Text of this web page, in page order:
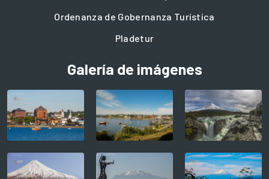
Ordenanza de Gobernanza Turística
Pladetur
Galería de imágenes